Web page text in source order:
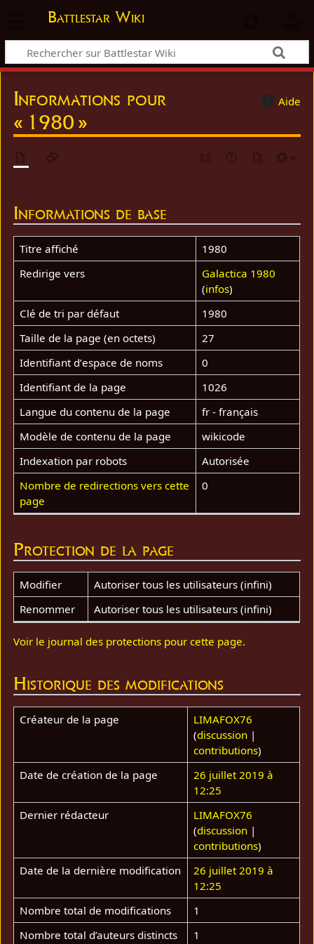
Battlestar Wiki
Aide
Informations pour
« 1980 »
Informations de base
Titre affiché
1980
Redirige vers
Galactica 1980
(infos)
Clé de tri par défaut
1980
Taille de la page (en octets)
27
Identifiant dʼespace de noms
0
Identifiant de la page
1026
Langue du contenu de la page
fr - français
Modèle de contenu de la page
wikicode
Indexation par robots
Autorisée
Nombre de redirections vers cette
page
0
Protection de la page
Modifier
Autoriser tous les utilisateurs (infini)
Renommer
Autoriser tous les utilisateurs (infini)
Voir le journal des protections pour cette page.
Historique des modifications
Créateur de la page
LIMAFOX76
(discussion|
contributions)
Date de création de la page
26 juillet 2019 à
12:25
Dernier rédacteur
LIMAFOX76
(discussion|
contributions)
Date de la dernière modification
26 juillet 2019 à
12:25
Nombre total de modifications
1
Nombre total d’auteurs distincts
1